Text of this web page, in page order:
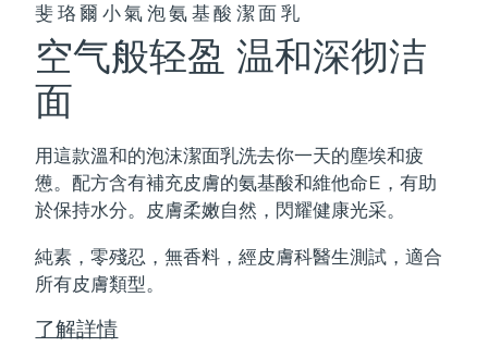
斐珞爾小氣泡氨基酸潔面乳
空气般轻盈 温和深彻洁
面
用這款溫和的泡沫潔面乳洗去你一天的塵埃和疲
憊。配方含有補充皮膚的氨基酸和維他命E，有助
於保持水分。皮膚柔嫩自然，閃耀健康光采。
純素，零殘忍，無香料，經皮膚科醫生測試，適合
所有皮膚類型。
了解詳情